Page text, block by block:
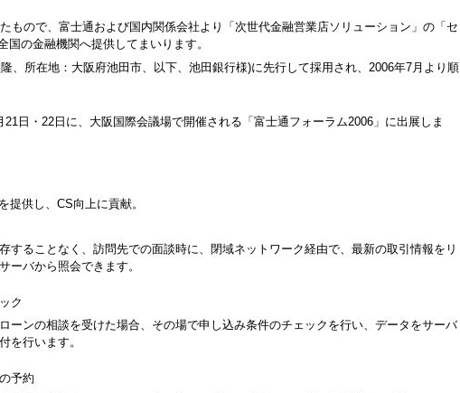
もので、富士通および国内関係会社より「次世代金融営業店ソリューション」の「セ
の金融機関へ提供してまいります。
、所在地：大阪府池田市、以下、池田銀行様)に先行して採用され、2006年7月より順
日・22日に、大阪国際会議場で開催される「富士通フォーラム2006」に出展しま
提供し、CS向上に貢献。
することなく、訪問先での面談時に、閉域ネットワーク経由で、最新の取引情報をリ
ーバから照会できます。
ク
ーンの相談を受けた場合、その場で申し込み条件のチェックを行い、データをサーバ
を行います。
予約